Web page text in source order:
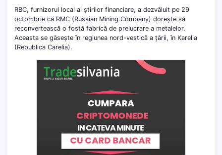
RBC, furnizorul local al știrilor financiare, a dezvăluit pe 29
octombrie că RMC (Russian Mining Company) dorește să
reconvertească o fostă fabrică de prelucrare a metalelor.
Aceasta se găsește în regiunea nord-vestică a țării, în Karelia
(Republica Carelia).